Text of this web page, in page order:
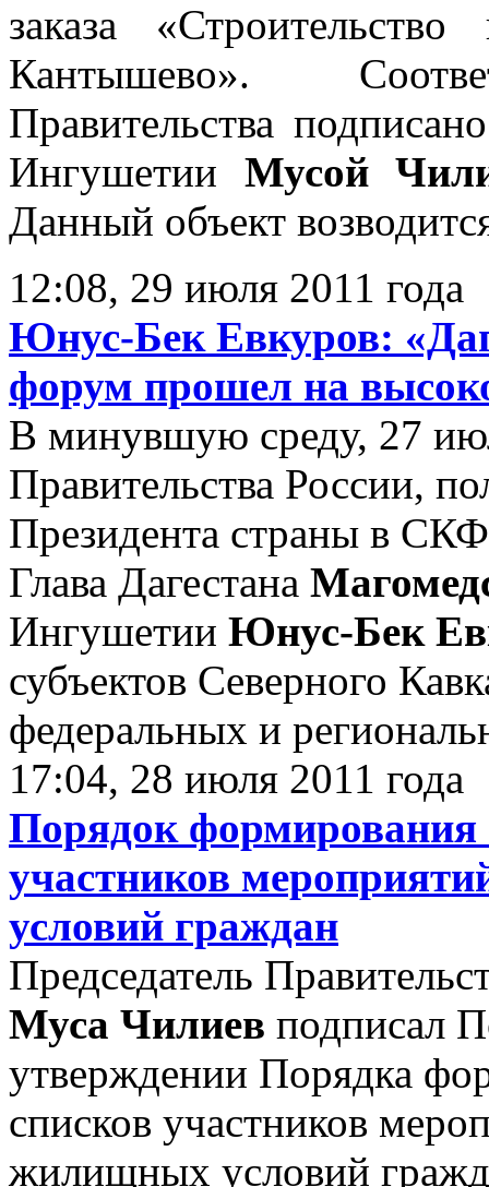
заказа
Кантышево».
Правительства
Ингушетии Мусой
Данный объект
12:08, 29 июля 2011 года
Юнус-Бек Евкуров:
форум прошел на
В минувшую среду, 27
Правительства России,
Президента страны в
Глава Дагестана
Ингушетии Юнус-Бек
субъектов Северного
федеральных и
17:04, 28 июля 2011 года
Порядок формирования
участников
условий граждан
Председатель
Муса Чилиев подписал
утверждении Порядка
списков участников
жилищных условий